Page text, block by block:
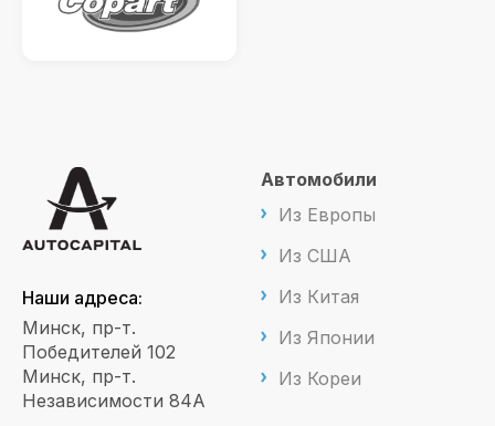
Наши адреса:
Минск, пр-т.
Победителей 102
Минск, пр-т.
Независимости 84А
Автомобили
Из Европы
Из США
Из Китая
Из Японии
Из Кореи